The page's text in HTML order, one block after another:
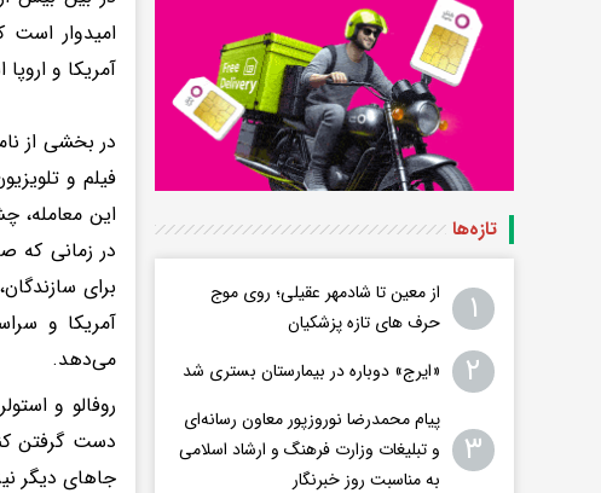
امیدوار است
آمریکا و
فیلم و
این معامله،
در زمانی که
برای
می‌دهد.
روفالو و
دست گرفتن
جاهای دیگر
تازه‌ها
۱
از معین تا شادمهر عقیلی؛ روی موج
حرف های تازه پزشکیان
۲ «ایرج» دوباره در بیمارستان بستری شد
۳
پیام محمدرضا نوروزپور معاون رسانه‌ای
و تبلیغات وزارت فرهنگ و ارشاد اسلامی
به مناسبت روز خبرنگار